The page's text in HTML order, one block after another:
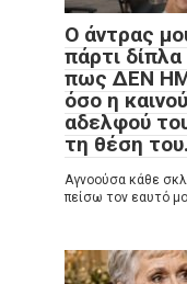
Ο άντρας
πάρτι
πως ΔΕΝ
όσο η
αδελφού
τη θέση
Αγνοούσα κάθε
πείσω τον εαυτό